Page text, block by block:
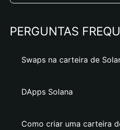
PERGUNTAS
Swaps na carteira de
DApps Solana
Como criar uma carteira